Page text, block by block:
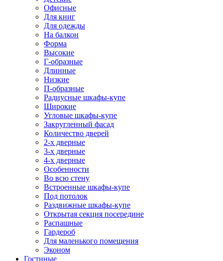
Офисные
Для книг
Для одежды
На балкон
Форма
Высокие
Г-образные
Длинные
Низкие
П-образные
Радиусные шкафы-купе
Широкие
Угловые шкафы-купе
Закругленный фасад
Количество дверей
2-х дверные
3-х дверные
4-х дверные
Особенности
Во всю стену
Встроенные шкафы-купе
Под потолок
Раздвижные шкафы-купе
Открытая секция посередине
Распашные
Гардероб
Для маленького помещения
Эконом
Гостиные